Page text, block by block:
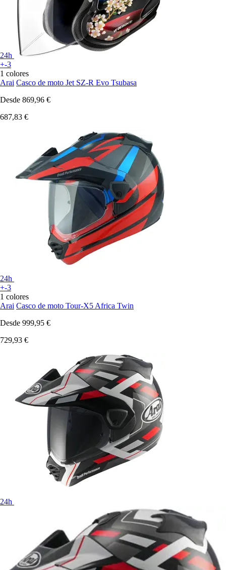
24h
+-3
1 colores
Arai Casco de moto Jet SZ-R Evo Tsubasa
Desde 869,96 €
687,83 €
24h
+-3
1 colores
Arai Casco de moto Tour-X5 Africa Twin
Desde 999,95 €
729,93 €
24h